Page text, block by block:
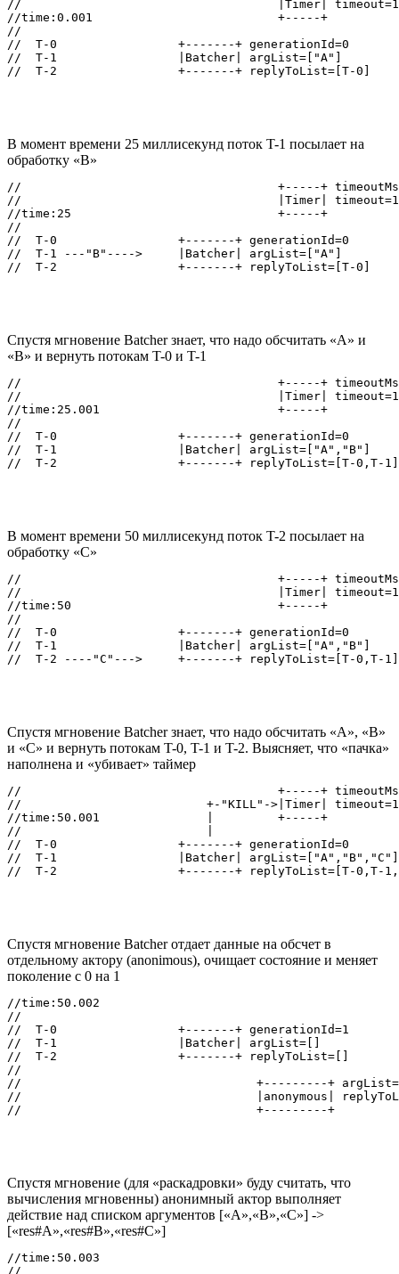
//                                    |Timer|
//time:0.001                          +-----+
//
//  T-0                 +-------+ generationId=0
//  T-1                 |Batcher| argList=["A"]
В момент времени 25 миллисекунд поток T-1 посылает на
обработку «B»
//                                    +-----+
//                                    |Timer|
//time:25                             +-----+
//
//  T-0                 +-------+ generationId=0
//  T-1 ---"B"---->     |Batcher| argList=["A"]
Спустя мгновение Batcher знает, что надо обсчитать «A» и
«B» и вернуть потокам T-0 и T-1
//                                    +-----+
//                                    |Timer|
//time:25.001                         +-----+
//
//  T-0                 +-------+ generationId=0
//  T-1                 |Batcher| argList=["A","B"]
В момент времени 50 миллисекунд поток T-2 посылает на
обработку «С»
//                                    +-----+
//                                    |Timer|
//time:50                             +-----+
//
//  T-0                 +-------+ generationId=0
//  T-1                 |Batcher| argList=["A","B"]
Спустя мгновение Batcher знает, что надо обсчитать «A», «B»
и «C» и вернуть потокам T-0, T-1 и T-2. Выясняет, что «пачка»
наполнена и «убивает» таймер
//                                    +-----+
//                          +-"KILL"->|Timer|
//time:50.001               |         +-----+
//                          |
//  T-0                 +-------+ generationId=0
//  T-1                 |Batcher| argList=["A","B","C"]
Спустя мгновение Batcher отдает данные на обсчет в
отдельному актору (anonimous), очищает состояние и меняет
поколение с 0 на 1
//time:50.002
//
//  T-0                 +-------+ generationId=1
//  T-1                 |Batcher| argList=[]
//  T-2                 +-------+ replyToList=[]
//
//                                 +---------+
//                                 |anonymous|
Спустя мгновение (для «раскадровки» буду считать, что
вычисления мгновенны) анонимный актор выполняет
действие над списком аргументов [«A»,«B»,«C»] ->
[«res#A»,«res#B»,«res#C»]
//time:50.003
//